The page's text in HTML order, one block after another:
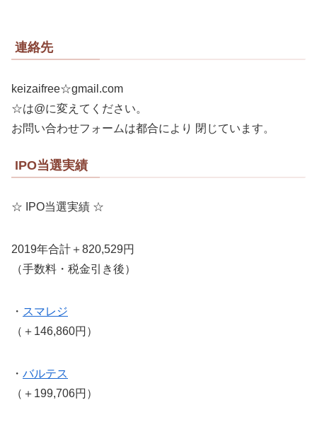
連絡先
keizaifree☆gmail.com
☆は@に変えてください。
お問い合わせフォームは都合により 閉じています。
IPO当選実績
☆ IPO当選実績 ☆
2019年合計＋820,529円
（手数料・税金引き後）
・ スマレジ
（＋146,860円）
・ バルテス
（＋199,706円）